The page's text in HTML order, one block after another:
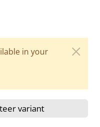
in your
variant